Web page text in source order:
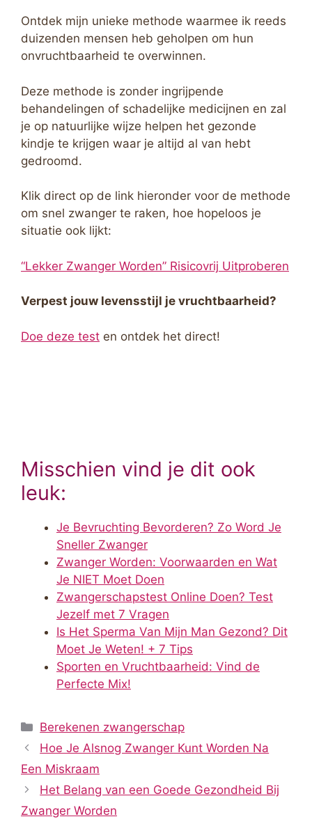
Ontdek mijn unieke methode waarmee ik reeds
duizenden mensen heb geholpen om hun
onvruchtbaarheid te overwinnen.
Deze methode is zonder ingrijpende
behandelingen of schadelijke medicijnen en zal
je op natuurlijke wijze helpen het gezonde
kindje te krijgen waar je altijd al van hebt
gedroomd.
Klik direct op de link hieronder voor de methode
om snel zwanger te raken, hoe hopeloos je
situatie ook lijkt:
“Lekker Zwanger Worden” Risicovrij Uitproberen
Verpest jouw levensstijl je vruchtbaarheid?
Doe deze test en ontdek het direct!
Misschien vind je dit ook
leuk:
Je Bevruchting Bevorderen? Zo Word Je
Sneller Zwanger
Zwanger Worden: Voorwaarden en Wat
Je NIET Moet Doen
Zwangerschapstest Online Doen? Test
Jezelf met 7 Vragen
Is Het Sperma Van Mijn Man Gezond? Dit
Moet Je Weten! + 7 Tips
Sporten en Vruchtbaarheid: Vind de
Perfecte Mix!
Categorieën
Berekenen zwangerschap
Hoe Je Alsnog Zwanger Kunt Worden Na
Een Miskraam
Het Belang van een Goede Gezondheid Bij
Zwanger Worden